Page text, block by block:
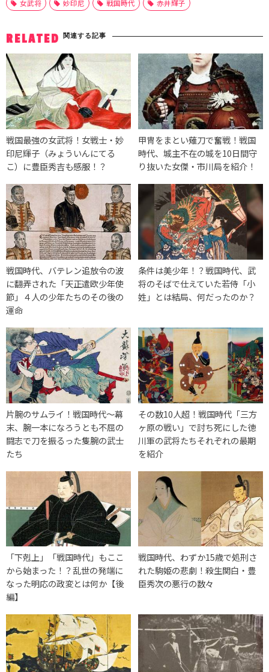
女武将 妙印尼 戦国時代 赤井輝子
RELATED 関連する記事
戦国最強の女武将！女戦士・妙
印尼輝子（みょういんにてる
こ）に豊臣秀吉も感服！？
甲冑をまとい薙刀で奮戦！戦国
時代、城主不在の城を10日間守
り抜いた女傑・市川局を紹介！
戦国時代、バテレン追放令の波
に翻弄された「天正遣欧少年使
節」４人の少年たちのその後の
運命
条件は美少年！？戦国時代、武
将のそばで仕えていた若侍「小
姓」とは結局、何だったのか？
片腕のサムライ！戦国時代〜幕
末、腕一本になろうとも不屈の
闘志で刀を振るった隻腕の武士
たち
その数10人超！戦国時代「三方
ヶ原の戦い」で討ち死にした徳
川軍の武将たちそれぞれの最期
を紹介
「下剋上」「戦国時代」もここ
から始まった！？乱世の発端に
なった明応の政変とは何か【後
編】
戦国時代、わずか15歳で処刑さ
れた駒姫の悲劇！殺生関白・豊
臣秀次の悪行の数々